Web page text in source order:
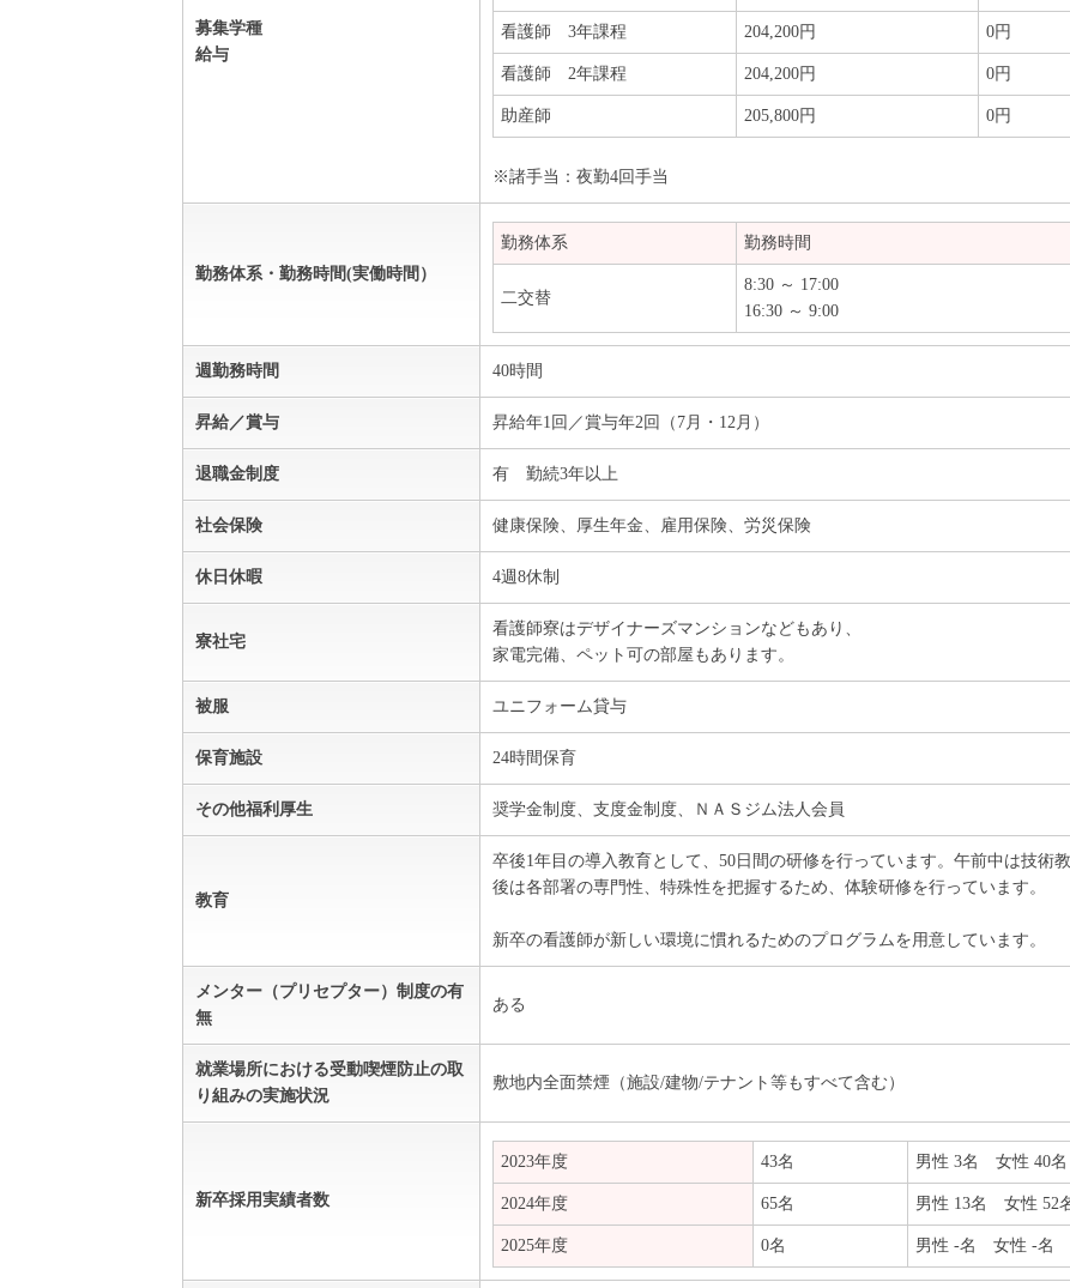
募集学種
給与
看護師 3年課程 204,200円 0円
看護師 2年課程 204,200円 0円
助産師 205,800円 0円
※諸手当：夜勤4回手当
勤務体系・勤務時間(実働時間）
勤務体系 勤務時間
二交替
8:30 ～ 17:00
16:30 ～ 9:00
週勤務時間 40時間
昇給／賞与 昇給年1回／賞与年2回（7月・12月）
退職金制度 有 勤続3年以上
社会保険 健康保険、厚生年金、雇用保険、労災保険
休日休暇 4週8休制
寮社宅
看護師寮はデザイナーズマンションなどもあり、
家電完備、ペット可の部屋もあります。
被服 ユニフォーム貸与
保育施設 24時間保育
その他福利厚生 奨学金制度、支度金制度、ＮＡＳジム法人会員
教育
卒後1年目の導入教育として、50日間の研修を行っています。午前中は技術
後は各部署の専門性、特殊性を把握するため、体験研修を行っています。
新卒の看護師が新しい環境に慣れるためのプログラムを用意しています。
メンター（プリセプター）制度の有
無
ある
就業場所における受動喫煙防止の取
り組みの実施状況
敷地内全面禁煙（施設/建物/テナント等もすべて含む）
新卒採用実績者数
2023年度 43名 男性 3名 女性 40名
2024年度 65名 男性 13名 女性 52
2025年度 0名 男性 -名 女性 -名